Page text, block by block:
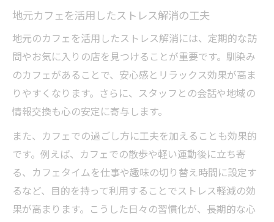
地元カフェを活用したストレス解消の工夫
地元のカフェを活用したストレス解消には、定期的な訪
問やお気に入りの店を見つけることが重要です。馴染み
のカフェがあることで、安心感とリラックス効果が高ま
りやすくなります。さらに、スタッフとの会話や地域の
情報交換も心の安定に寄与します。
また、カフェでの過ごし方に工夫を加えることも効果的
です。例えば、カフェでの散歩や軽い運動後に立ち寄
る、カフェタイムを仕事や趣味の切り替え時間に設定す
るなど、目的を持って利用することでストレス軽減の効
果が高まります。こうした日々の習慣化が、長期的な心